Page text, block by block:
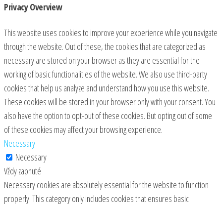
Privacy Overview
This website uses cookies to improve your experience while you navigate
through the website. Out of these, the cookies that are categorized as
necessary are stored on your browser as they are essential for the
working of basic functionalities of the website. We also use third-party
cookies that help us analyze and understand how you use this website.
These cookies will be stored in your browser only with your consent. You
also have the option to opt-out of these cookies. But opting out of some
of these cookies may affect your browsing experience.
Necessary
Necessary
Vždy zapnuté
Necessary cookies are absolutely essential for the website to function
properly. This category only includes cookies that ensures basic